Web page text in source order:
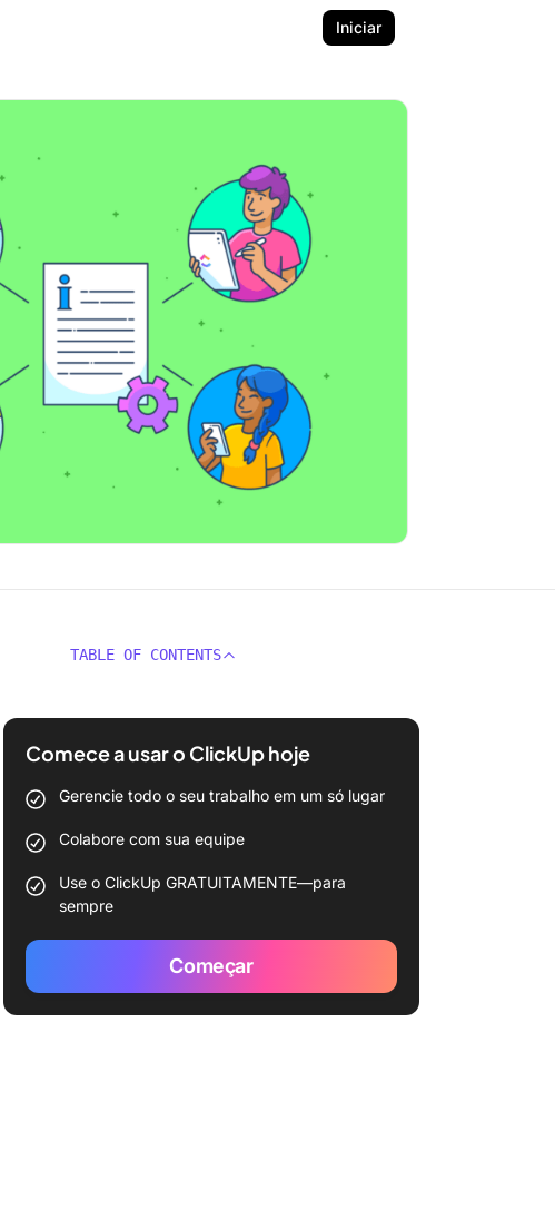
Iniciar
TABLE OF CONTENTS
Comece a usar o ClickUp hoje
Gerencie todo o seu trabalho em um só lugar
Colabore com sua equipe
Use o ClickUp GRATUITAMENTE—para
sempre
Começar